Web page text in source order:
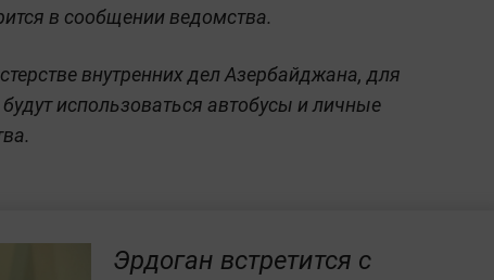
в сообщении ведомства.
внутренних дел Азербайджана, для
использоваться автобусы и личные
Эрдоган встретится с